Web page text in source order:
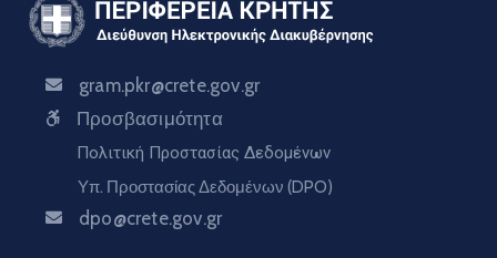
gram.pkr@crete.gov.gr
Προσβασιμότητα
Πολιτική Προστασίας Δεδομένων
Υπ. Προστασίας Δεδομένων (DPO)
dpo@crete.gov.gr